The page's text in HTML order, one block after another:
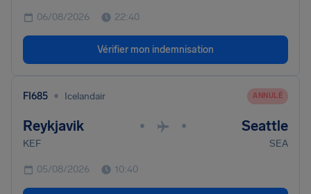
06/08/2026 22:40
Vérifier mon indemnisation
FI685 • Icelandair ANNULÉ
Reykjavik • • Seattle
KEF SEA
05/08/2026 10:40